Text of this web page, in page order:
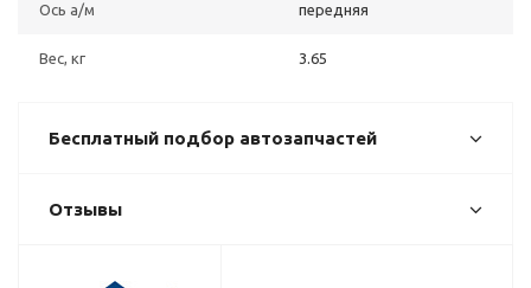
Ось а/м передняя
Вес, кг 3.65
Бесплатный подбор автозапчастей
Отзывы